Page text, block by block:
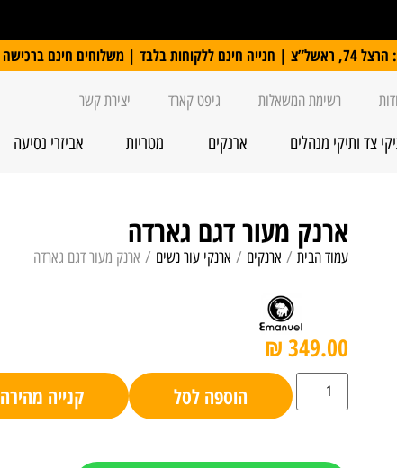
ברכישה מעל 250 ₪
רשימת המשאלות גיפט קארד יצירת קשר
צד ותיקי מנהלים ארנקים מטריות אביזרי נסיעה
ארנק מעור דגם גארדה
עמוד הבית/ ארנקים / ארנקי עור נשים / ארנק מעור דגם גארדה
₪349.00
הוספה לסל קנייה מהירה